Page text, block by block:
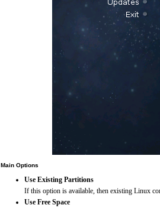
Main Options
Use Existing Partitions
If this option is available, then existing Linux
Use Free Space